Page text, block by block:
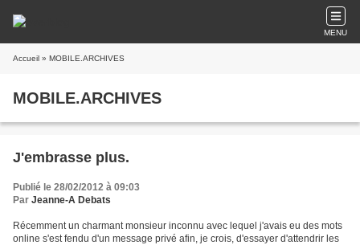
MENU
Accueil » MOBILE.ARCHIVES
MOBILE.ARCHIVES
J'embrasse plus.
Publié le 28/02/2012 à 09:03
Par Jeanne-A Debats
Récemment un charmant monsieur inconnu avec lequel j'avais eu des mots
online s'est fendu d'un message privé afin, je crois, d'essayer d'attendrir les